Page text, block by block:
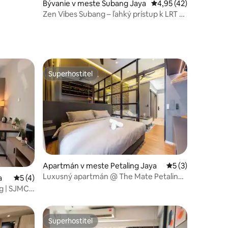
Bývanie v meste Subang Jaya Priemerné
4,95 (42)
Zen Vibes Subang – ľahký prístup k LRT a
106
Priemerné ohodnotenie 5 z 5, počet hodnotení: 4
5 (4)
| SJMC|
Superhostiteľ
Superhostiteľ
Apartmán v meste Petaling Jaya Priemerné
5 (3)
Luxusný apartmán @ The Mate Petaling
Superhostiteľ
Superhostiteľ